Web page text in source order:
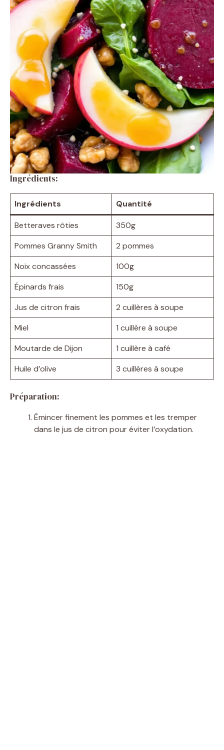
Ingrédients:
Ingrédients Quantité
Betteraves rôties
350g
Pommes Granny Smith
2 pommes
Noix concassées
100g
Épinards frais
150g
Jus de citron frais
2 cuillères à soupe
Miel
1 cuillère à soupe
Moutarde de Dijon
1 cuillère à café
Huile d’olive
3 cuillères à soupe
Préparation:
Émincer finement les pommes et les tremper
dans le jus de citron pour éviter l’oxydation.